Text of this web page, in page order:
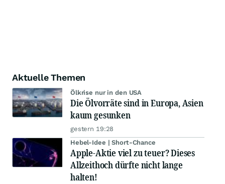
Aktuelle Themen
Ölkrise nur in den USA
Die Ölvorräte sind in Europa, Asien
kaum gesunken
gestern 19:28
Hebel-Idee | Short-Chance
Apple-Aktie viel zu teuer? Dieses
Allzeithoch dürfte nicht lange
halten!